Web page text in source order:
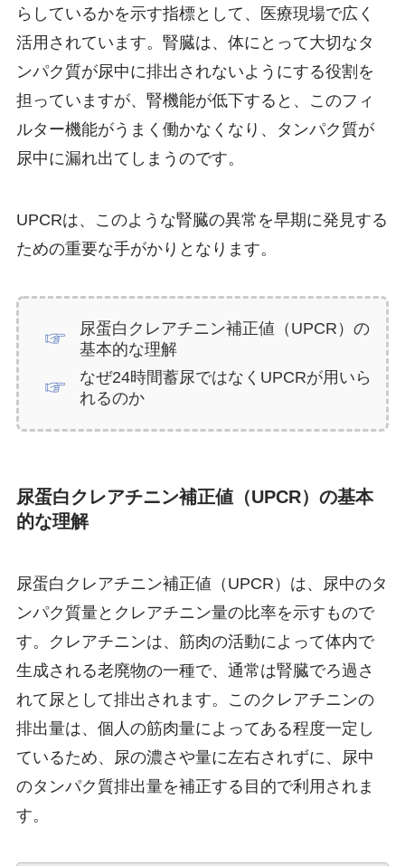
らしているかを示す指標として、医療現場で広く
活用されています。腎臓は、体にとって大切なタ
ンパク質が尿中に排出されないようにする役割を
担っていますが、腎機能が低下すると、このフィ
ルター機能がうまく働かなくなり、タンパク質が
尿中に漏れ出てしまうのです。
UPCRは、このような腎臓の異常を早期に発見する
ための重要な手がかりとなります。
尿蛋白クレアチニン補正値（UPCR）の
基本的な理解
なぜ24時間蓄尿ではなくUPCRが用いら
れるのか
尿蛋白クレアチニン補正値（UPCR）の基本
的な理解
尿蛋白クレアチニン補正値（UPCR）は、尿中のタ
ンパク質量とクレアチニン量の比率を示すもので
す。クレアチニンは、筋肉の活動によって体内で
生成される老廃物の一種で、通常は腎臓でろ過さ
れて尿として排出されます。このクレアチニンの
排出量は、個人の筋肉量によってある程度一定し
ているため、尿の濃さや量に左右されずに、尿中
のタンパク質排出量を補正する目的で利用されま
す。